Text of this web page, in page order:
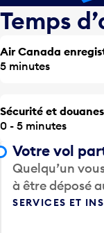
Temps
Air Canada
5 minutes
Sécurité et douanes
0 - 5 minutes
Votre vol
Quelqu’un
à être déposé
SERVICES ET